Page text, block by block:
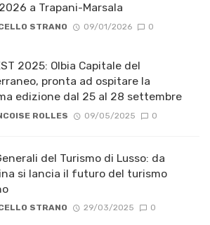
a Trapani-Marsala
STRANO 09/01/2026 0
2025: Olbia Capitale del
pronta ad ospitare la
edizione dal 25 al 28 settembre
ROLLES 09/05/2025 0
del Turismo di Lusso: da
si lancia il futuro del turismo
STRANO 29/03/2025 0